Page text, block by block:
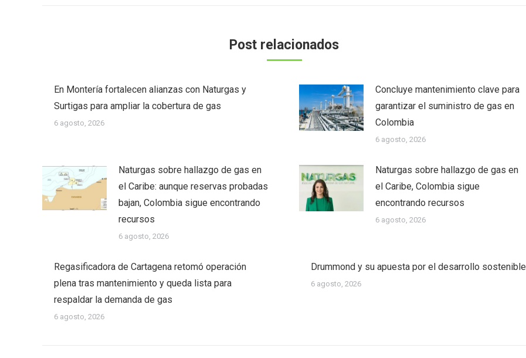
Post relacionados
En Montería fortalecen alianzas con Naturgas y
Surtigas para ampliar la cobertura de gas
6 agosto, 2026
Concluye mantenimiento clave para
garantizar el suministro de gas en
Colombia
6 agosto, 2026
Naturgas sobre hallazgo de gas en
el Caribe: aunque reservas probadas
bajan, Colombia sigue encontrando
recursos
6 agosto, 2026
Naturgas sobre hallazgo de gas en
el Caribe, Colombia sigue
encontrando recursos
6 agosto, 2026
Regasificadora de Cartagena retomó operación
plena tras mantenimiento y queda lista para
respaldar la demanda de gas
6 agosto, 2026
Drummond y su apuesta por el desarrollo sostenible
6 agosto, 2026